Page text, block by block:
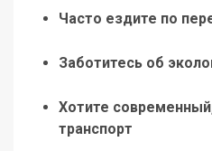
Часто ездите по
Заботитесь об
Хотите
транспорт